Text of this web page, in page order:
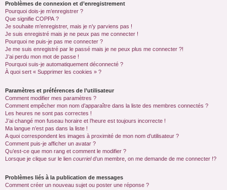
Problèmes de connexion et d’enregistrement
Pourquoi dois-je m’enregistrer ?
Que signifie COPPA ?
Je souhaite m’enregistrer, mais je n’y parviens pas !
Je suis enregistré mais je ne peux pas me connecter !
Pourquoi ne puis-je pas me connecter ?
Je me suis enregistré par le passé mais je ne peux plus me connecter ?!
J’ai perdu mon mot de passe !
Pourquoi suis-je automatiquement déconnecté ?
À quoi sert « Supprimer les cookies » ?
Paramètres et préférences de l’utilisateur
Comment modifier mes paramètres ?
Comment empêcher mon nom d’apparaître dans la liste des membres connectés ?
Les heures ne sont pas correctes !
J’ai changé mon fuseau horaire et l’heure est toujours incorrecte !
Ma langue n’est pas dans la liste !
A quoi correspondent les images à proximité de mon nom d’utilisateur ?
Comment puis-je afficher un avatar ?
Qu’est-ce que mon rang et comment le modifier ?
Lorsque je clique sur le lien courrield’un membre, on me demande de me connecter !?
Problèmes liés à la publication de messages
Comment créer un nouveau sujet ou poster une réponse ?